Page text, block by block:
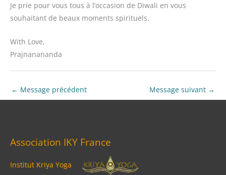
Je prie pour vous tous à l’occasion de Diwali en vous
souhaitant de beaux moments spirituels.
With Love,
Prajnanananda
← Message précédent Message suivant →
Association IKY France
Institut Kriya Yoga